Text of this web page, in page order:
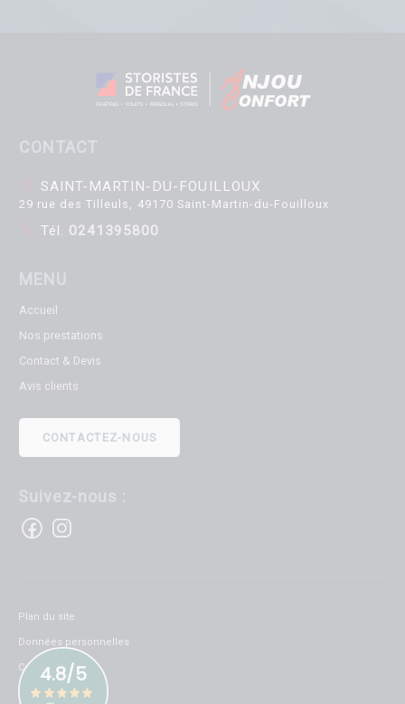
CONTACT
SAINT-MARTIN-DU-FOUILLOUX
29 rue des Tilleuls, 49170 Saint-Martin-du-Fouilloux
Tél. 0241395800
MENU
Accueil
Nos prestations
Contact & Devis
Avis clients
CONTACTEZ-NOUS
Suivez-nous :
Plan du site
Données personnelles
Cookies
Mentions légales